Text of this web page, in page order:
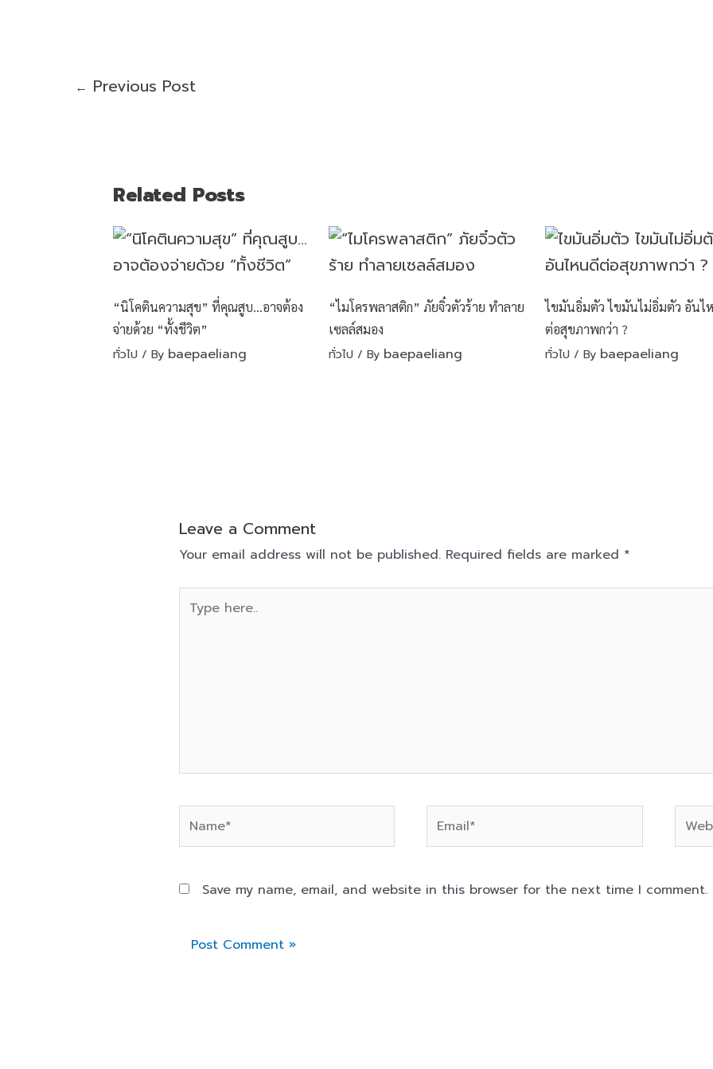
← Previous Post
Related Posts
“นิโคตินความสุข” ที่คุณสูบ…อาจต้อง
จ่ายด้วย “ทั้งชีวิต”
ทั่วไป / By baepaeliang
“ไมโครพลาสติก” ภัยจิ๋วตัวร้าย ทำลาย
เซลล์สมอง
ทั่วไป / By baepaeliang
ไขมันอิ่มตัว ไขมันไม่อิ่มตัว อันไ
ต่อสุขภาพกว่า ?
ทั่วไป / By baepaeliang
Leave a Comment
Your email address will not be published. Required fields are marked *
Type
Name* Email*
Save my name, email, and website in this browser for the next time I comment.